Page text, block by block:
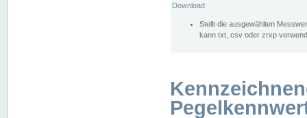
Download
Stellt die ausgewählten
kann txt, csv oder zrxp